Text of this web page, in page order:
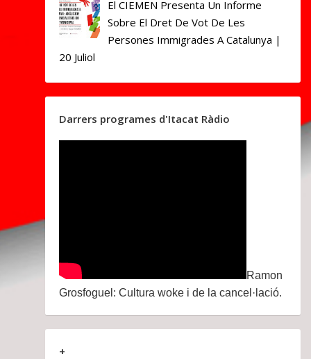
El CIEMEN Presenta Un Informe
Sobre El Dret De Vot De Les
Persones Immigrades A Catalunya |
20 Juliol
Darrers programes d'Itacat Ràdio
Ramon
Grosfoguel: Cultura woke i de la cancel·lació.
+